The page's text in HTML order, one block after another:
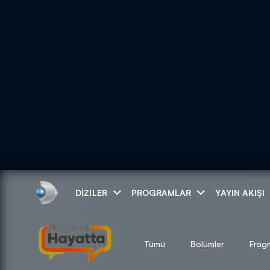
DIZILER PROGRAMLAR YAYIN AKIŞI
Tümü Bölümler